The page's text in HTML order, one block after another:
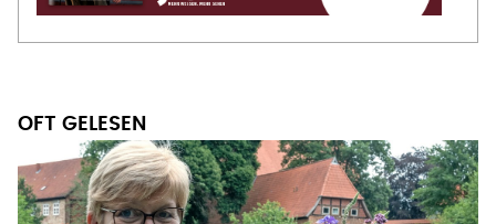
OFT GELESEN